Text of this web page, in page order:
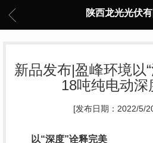
陕西龙光光伏
新品发布|盈峰环境
18吨纯电动深
[发布日期：2022/5/
以“深度”诠释完美